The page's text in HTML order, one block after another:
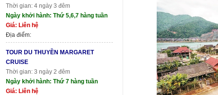
Thời gian: 4 ngày 3 đêm
Ngày khởi hành: Thứ 5,6,7 hàng tuần
Giá: Liên hệ
Địa điểm:
TOUR DU THUYỀN MARGARET
CRUISE
Thời gian: 3 ngày 2 đêm
Ngày khởi hành: Thứ 7 hàng tuần
Giá: Liên hệ